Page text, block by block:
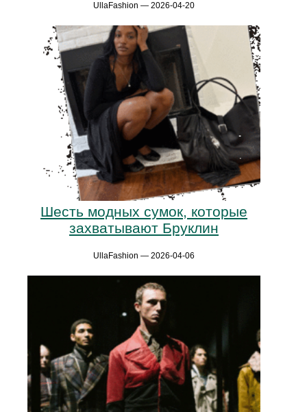
UllaFashion — 2026-04-20
Шесть модных сумок, которые
захватывают Бруклин
UllaFashion — 2026-04-06